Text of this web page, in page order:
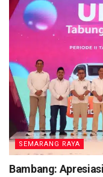
SEMARANG RAYA
Bambang: